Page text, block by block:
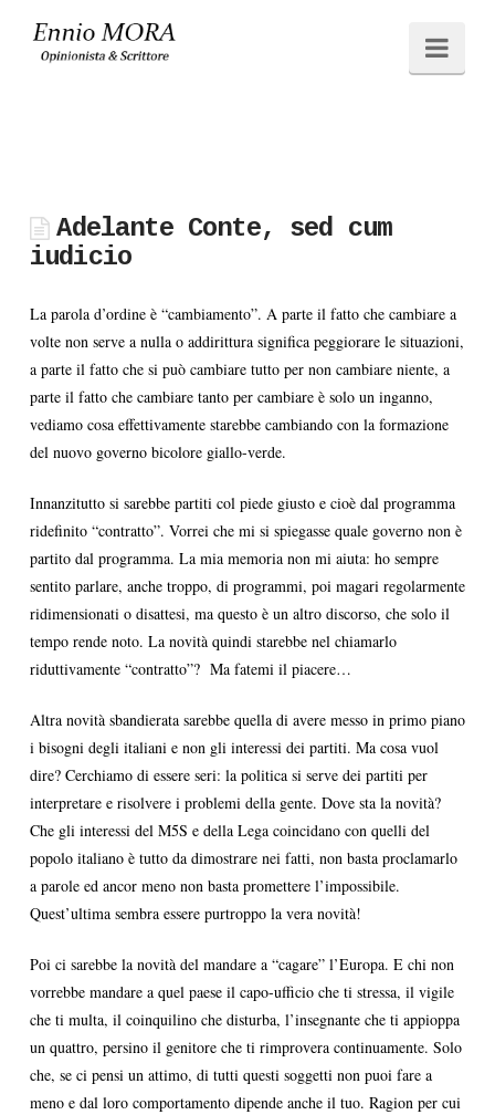
Ennio
Adelante Conte, sed cum
iudicio
La parola d’ordine è “cambiamento”. A parte il fatto che cambiare a
volte non serve a nulla o addirittura significa peggiorare le situazioni,
a parte il fatto che si può cambiare tutto per non cambiare niente, a
parte il fatto che cambiare tanto per cambiare è solo un inganno,
vediamo cosa effettivamente starebbe cambiando con la formazione
del nuovo governo bicolore giallo-verde.
Innanzitutto si sarebbe partiti col piede giusto e cioè dal programma
ridefinito “contratto”. Vorrei che mi si spiegasse quale governo non è
partito dal programma. La mia memoria non mi aiuta: ho sempre
sentito parlare, anche troppo, di programmi, poi magari regolarmente
ridimensionati o disattesi, ma questo è un altro discorso, che solo il
tempo rende noto. La novità quindi starebbe nel chiamarlo
riduttivamente “contratto”? Ma fatemi il piacere…
Altra novità sbandierata sarebbe quella di avere messo in primo piano
i bisogni degli italiani e non gli interessi dei partiti. Ma cosa vuol
dire? Cerchiamo di essere seri: la politica si serve dei partiti per
interpretare e risolvere i problemi della gente. Dove sta la novità?
Che gli interessi del M5S e della Lega coincidano con quelli del
popolo italiano è tutto da dimostrare nei fatti, non basta proclamarlo
a parole ed ancor meno non basta promettere l’impossibile.
Quest’ultima sembra essere purtroppo la vera novità!
Poi ci sarebbe la novità del mandare a “cagare” l’Europa. E chi non
vorrebbe mandare a quel paese il capo-ufficio che ti stressa, il vigile
che ti multa, il coinquilino che disturba, l’insegnante che ti appioppa
un quattro, persino il genitore che ti rimprovera continuamente. Solo
che, se ci pensi un attimo, di tutti questi soggetti non puoi fare a
meno e dal loro comportamento dipende anche il tuo. Ragion per cui